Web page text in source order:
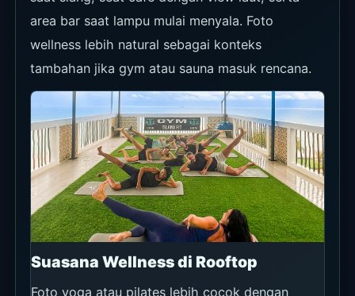
area bar saat lampu mulai menyala. Foto
wellness lebih natural sebagai konteks
tambahan jika gym atau sauna masuk rencana.
Suasana Wellness di Rooftop
Foto yoga atau pilates lebih cocok dengan